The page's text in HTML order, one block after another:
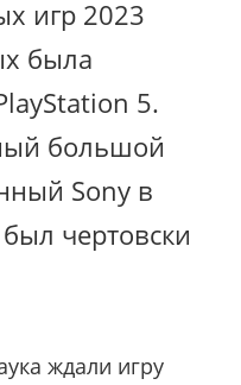
игр 2023
была
5.
большой
Sony в
чертовски
ждали игру